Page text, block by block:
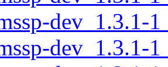
dev_1.3.1-
dev_1.3.1-